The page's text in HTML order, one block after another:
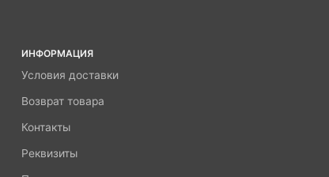
ИНФОРМАЦИЯ
Условия доставки
Возврат товара
Контакты
Реквизиты